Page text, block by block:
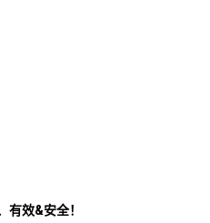
有效&安全！